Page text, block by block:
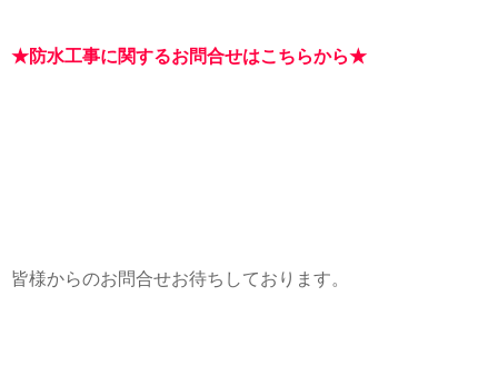
★防水工事に関するお問合せはこちらから★
皆様からのお問合せお待ちしております。